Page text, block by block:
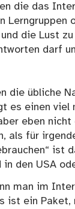
die das
Lerngruppen
die Lust
darf
die übliche
es einen
eben
als für
ist
den USA
man im
ist ein